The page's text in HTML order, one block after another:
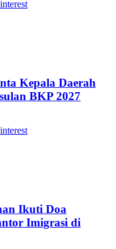
Kepala Daerah
BKP 2027
Ikuti Doa
Imigrasi di